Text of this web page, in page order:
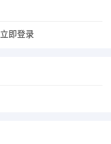
立即登录